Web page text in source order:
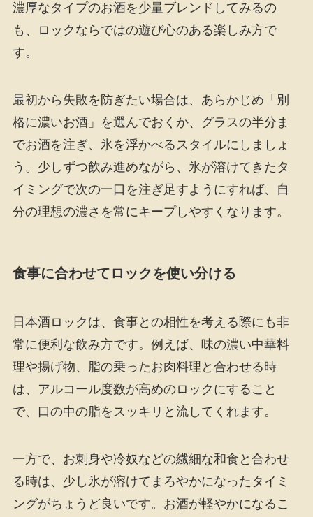
濃厚なタイプのお酒を少量ブレンドしてみるの
も、ロックならではの遊び心のある楽しみ方で
す。
最初から失敗を防ぎたい場合は、あらかじめ「別
格に濃いお酒」を選んでおくか、グラスの半分ま
でお酒を注ぎ、氷を浮かべるスタイルにしましょ
う。少しずつ飲み進めながら、氷が溶けてきたタ
イミングで次の一口を注ぎ足すようにすれば、自
分の理想の濃さを常にキープしやすくなります。
食事に合わせてロックを使い分ける
日本酒ロックは、食事との相性を考える際にも非
常に便利な飲み方です。例えば、味の濃い中華料
理や揚げ物、脂の乗ったお肉料理と合わせる時
は、アルコール度数が高めのロックにすること
で、口の中の脂をスッキリと流してくれます。
一方で、お刺身や冷奴などの繊細な和食と合わせ
る時は、少し氷が溶けてまろやかになったタイミ
ングがちょうど良いです。お酒が軽やかになるこ